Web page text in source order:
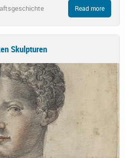
Read more
Skulpturen